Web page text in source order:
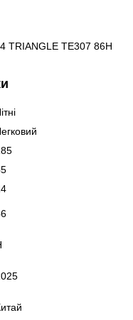
TRIANGLE TE307 86H